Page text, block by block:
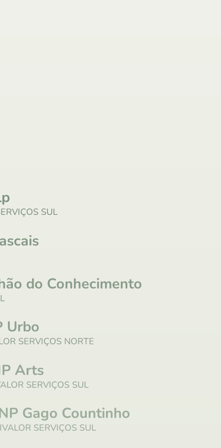
SUL
do Conhecimento
Urbo
SERVIÇOS NORTE
Arts
SERVIÇOS SUL
Gago Countinho
SERVIÇOS SUL